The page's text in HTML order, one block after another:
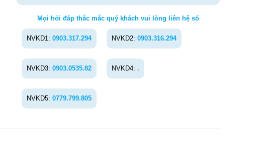
Mọi hỏi đáp thắc mắc quý khách vui lòng liên hệ số
NVKD1: 0903.317.294 NVKD2: 0903.316.294
NVKD3: 0903.0535.82 NVKD4: .
NVKD5: 0779.799.805